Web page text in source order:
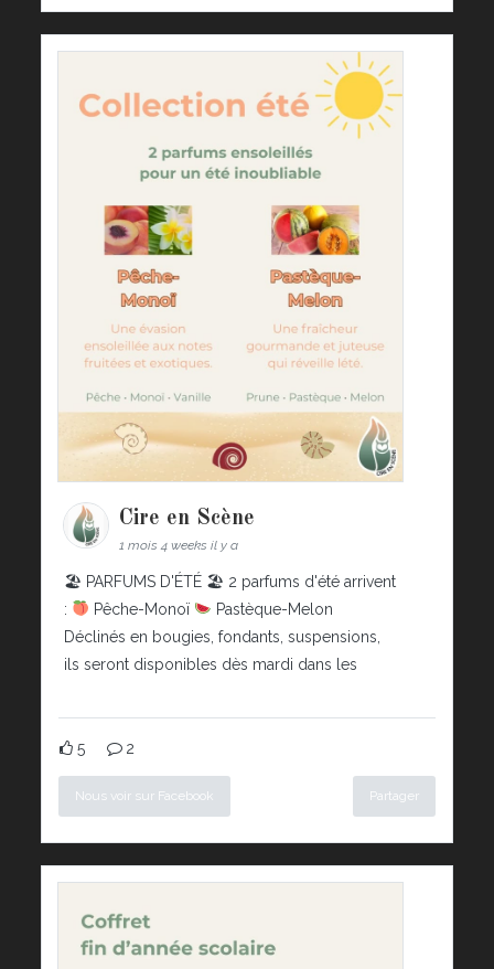
Cire en Scène
1 mois 4 weeks il y a
🏖 PARFUMS D'ÉTÉ 🏖 2 parfums d'été arrivent
:
Pêche-Monoï
Pastèque-Melon
Déclinés en bougies, fondants, suspensions,
ils seront disponibles dès mardi dans les
5 2
Nous voir sur Facebook Partager